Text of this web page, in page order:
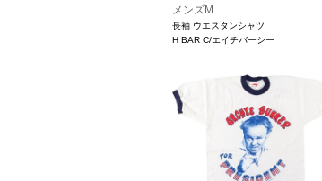
メンズM
長袖 ウエスタンシャツ
H BAR C/エイチバーシー